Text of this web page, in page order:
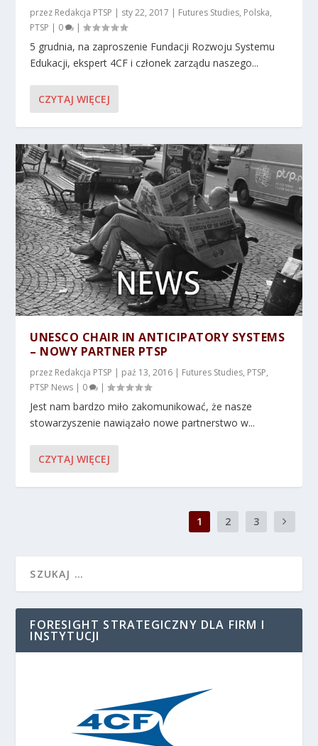
przez Redakcja PTSP | sty 22, 2017 | Futures Studies, Polska,
PTSP | 0 |
5 grudnia, na zaproszenie Fundacji Rozwoju Systemu
Edukacji, ekspert 4CF i członek zarządu naszego...
CZYTAJ WIĘCEJ
UNESCO CHAIR IN ANTICIPATORY SYSTEMS
– NOWY PARTNER PTSP
przez Redakcja PTSP | paź 13, 2016 | Futures Studies, PTSP,
PTSP News | 0 |
Jest nam bardzo miło zakomunikować, że nasze
stowarzyszenie nawiązało nowe partnerstwo w...
CZYTAJ WIĘCEJ
1 2 3
FORESIGHT STRATEGICZNY DLA FIRM I
INSTYTUCJI